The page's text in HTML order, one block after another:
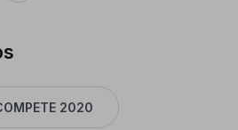
2020